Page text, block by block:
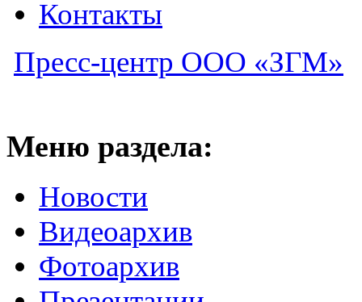
Контакты
Пресс-центр ООО «ЗГМ»
Меню раздела:
Новости
Видеоархив
Фотоархив